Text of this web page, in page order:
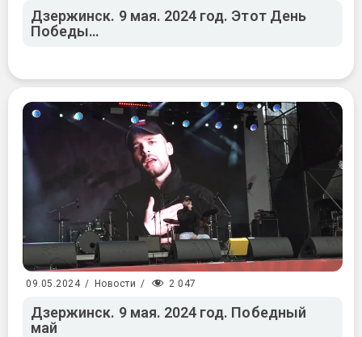
Дзержинск. 9 мая. 2024 год. Этот День
Победы…
09.05.2024 / Новости / 2 047
Дзержинск. 9 мая. 2024 год. Победный
май